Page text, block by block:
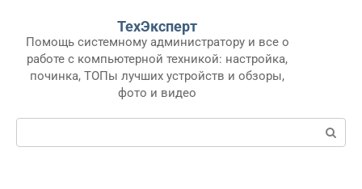
ТехЭксперт
Помощь системному администратору и все о
работе с компьютерной техникой: настройка,
починка, ТОПы лучших устройств и обзоры,
фото и видео
Поиск: